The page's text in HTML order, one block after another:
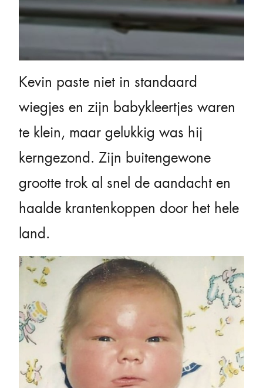
Kevin paste niet in standaard
wiegjes en zijn babykleertjes waren
te klein, maar gelukkig was hij
kerngezond. Zijn buitengewone
grootte trok al snel de aandacht en
haalde krantenkoppen door het hele
land.